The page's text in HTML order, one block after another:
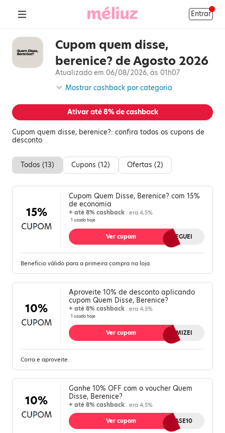
Entrar
Cupom quem disse,
berenice? de Agosto 2026
Atualizado em 06/08/2026, às 01h07
Mostrar cashback por categoria
Ativar até8%de cashback
Cupom quem disse, berenice?: confira todos os cupons de
desconto
Todos (13) Cupons (12) Ofertas (2)
15%
Cupom Quem Disse, Berenice? com 15%
de economia
+ até 8% cashback . era 4,5%
1 usado hoje
CHEGUEI
Ver cupom
Beneficio válido para a primeira compra na loja.
10%
Aproveite 10% de desconto aplicando
cupom Quem Disse, Berenice?
+ até 8% cashback . era 4,5%
1 usado hoje
ECONOMIZEI
Ver cupom
Corra e aproveite.
10%
Ganhe 10% OFF com o voucher Quem
Disse, Berenice?
+ até 8% cashback . era 4,5%
BASE10
Ver cupom